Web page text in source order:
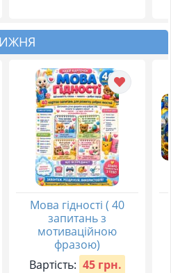
Мова гідності ( 40
запитань з
мотиваційною
фразою)
Вартість: 45 грн.